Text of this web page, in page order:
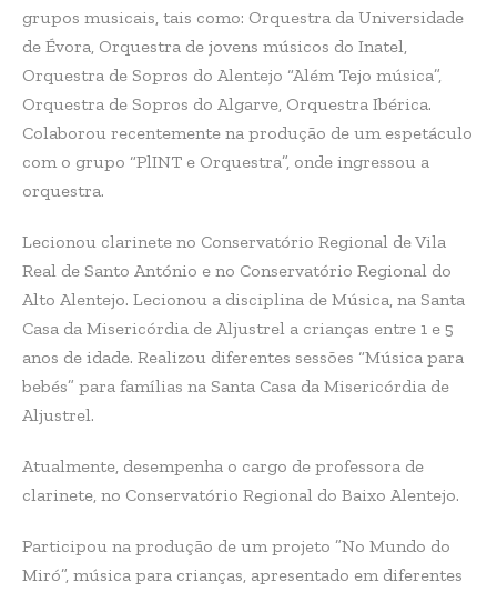
grupos musicais, tais como: Orquestra da Universidade
de Évora, Orquestra de jovens músicos do Inatel,
Orquestra de Sopros do Alentejo “Além Tejo música”,
Orquestra de Sopros do Algarve, Orquestra Ibérica.
Colaborou recentemente na produção de um espetáculo
com o grupo “PlINT e Orquestra”, onde ingressou a
orquestra.
Lecionou clarinete no Conservatório Regional de Vila
Real de Santo António e no Conservatório Regional do
Alto Alentejo. Lecionou a disciplina de Música, na Santa
Casa da Misericórdia de Aljustrel a crianças entre 1 e 5
anos de idade. Realizou diferentes sessões “Música para
bebés” para famílias na Santa Casa da Misericórdia de
Aljustrel.
Atualmente, desempenha o cargo de professora de
clarinete, no Conservatório Regional do Baixo Alentejo.
Participou na produção de um projeto ”No Mundo do
Miró”, música para crianças, apresentado em diferentes